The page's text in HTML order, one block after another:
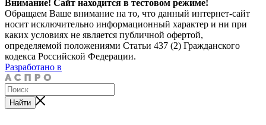
Внимание! Сайт находится в тестовом режиме!
Обращаем Ваше внимание на то, что данный интернет-сайт
носит исключительно информационный характер и ни при
каких условиях не является публичной офертой,
определяемой положениями Статьи 437 (2) Гражданского
кодекса Российской Федерации.
Разработано в
Найти